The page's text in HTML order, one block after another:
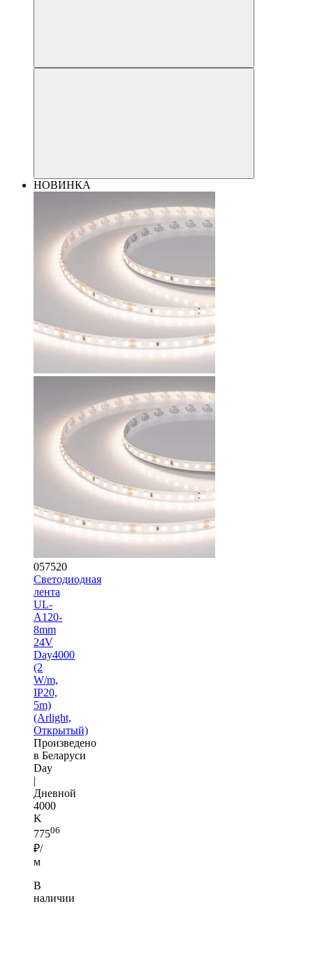
НОВИНКА
057520
Светодиодная
лента
UL-
A120-
8mm
24V
Day4000
(2
W/m,
IP20,
5m)
(Arlight,
Открытый)
Произведено
в Беларуси
Day
|
Дневной
4000
K
77506
₽/
м
В
наличии